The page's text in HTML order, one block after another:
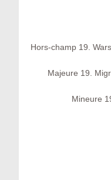
Hors-champ 19.
Majeure 19.
Mineure